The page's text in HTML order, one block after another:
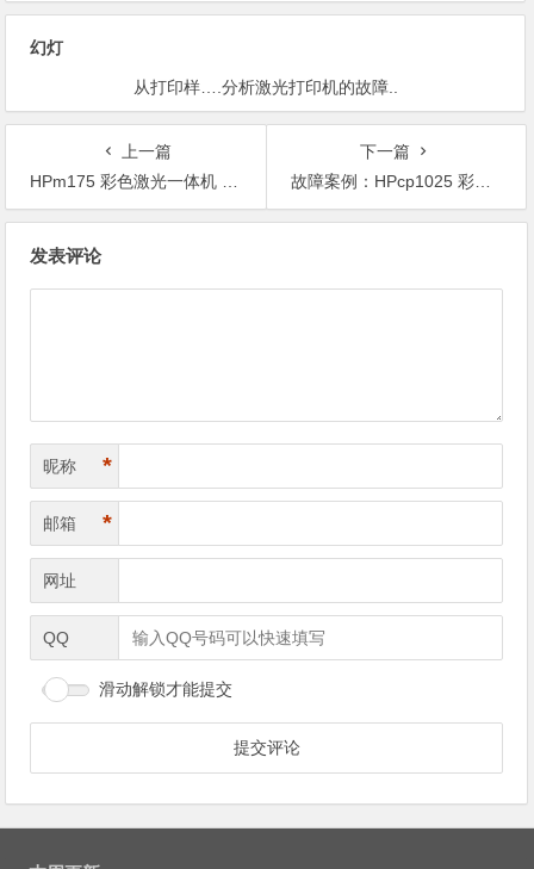
幻灯
从打印样….分析激光打印机的故障..
上一篇
HPm175 彩色激光一体机 出错误代码 10.1000耗材记忆错的误解决办法
下一篇
故障案例：HPcp1025 彩色激光打印机 四灯闪烁 四灯全亮 4灯全亮 常亮
发表评论
昵称 *
邮箱 *
网址
QQ
滑动解锁才能提交